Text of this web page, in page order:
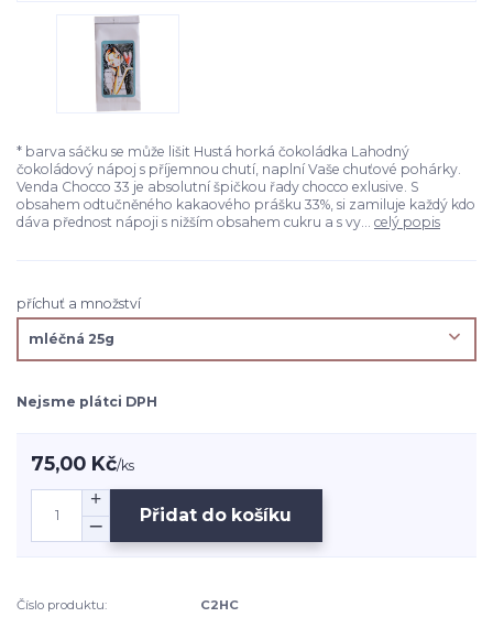
* barva sáčku se může lišit Hustá horká čokoládka Lahodný
čokoládový nápoj s příjemnou chutí, naplní Vaše chuťové pohárky.
Venda Chocco 33 je absolutní špičkou řady chocco exlusive. S
obsahem odtučněného kakaového prášku 33%, si zamiluje každý kdo
dáva přednost nápoji s nižším obsahem cukru a s vy... celý popis
příchuť a množství
Nejsme plátci DPH
75,00 Kč/ks
Přidat do košíku
Číslo produktu:
C2HC